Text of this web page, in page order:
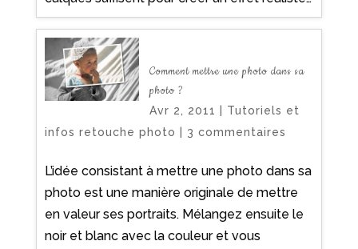
Comment mettre une photo dans sa
photo ?
Avr 2, 2011
Tutoriels et
infos retouche photo
3 commentaires
L’idée consistant à mettre une photo dans sa
photo est une manière originale de mettre
en valeur ses portraits. Mélangez ensuite le
noir et blanc avec la couleur et vous